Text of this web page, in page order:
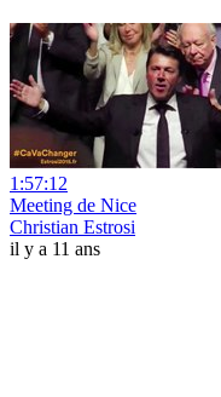
1:57:12
Meeting de Nice
Christian Estrosi
il y a 11 ans